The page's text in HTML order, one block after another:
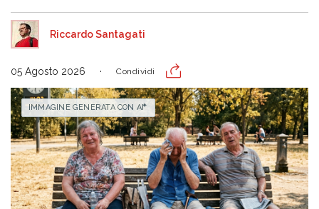
Riccardo Santagati
05 Agosto 2026 Condividi
IMMAGINE GENERATA CON AI